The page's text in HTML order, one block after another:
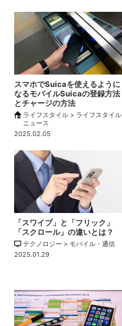
スマホでSuicaを使えるように
なるモバイルSuicaの登録方法
とチャージの方法
ライフスタイル > ライフスタイル
ニュース
2025.02.05
「スワイプ」と「フリック」
「スクロール」の違いとは？
テクノロジー > モバイル・通信
2025.01.29